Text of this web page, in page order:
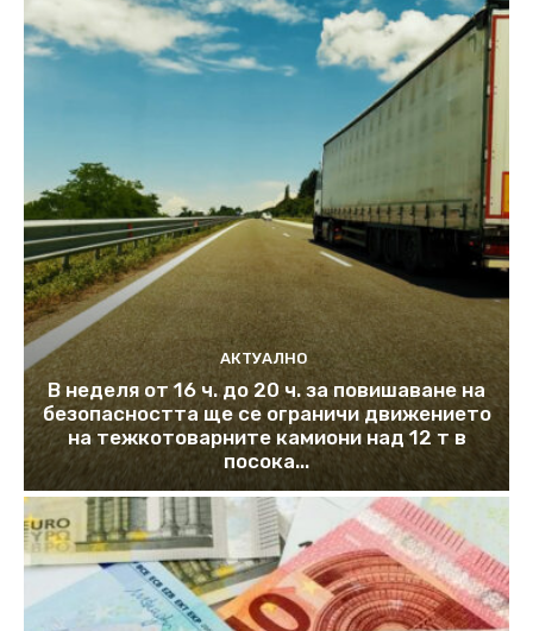
АКТУАЛНО
В неделя от 16 ч. до 20 ч. за повишаване на
безопасността ще се ограничи движението
на тежкотоварните камиони над 12 т в
посока...